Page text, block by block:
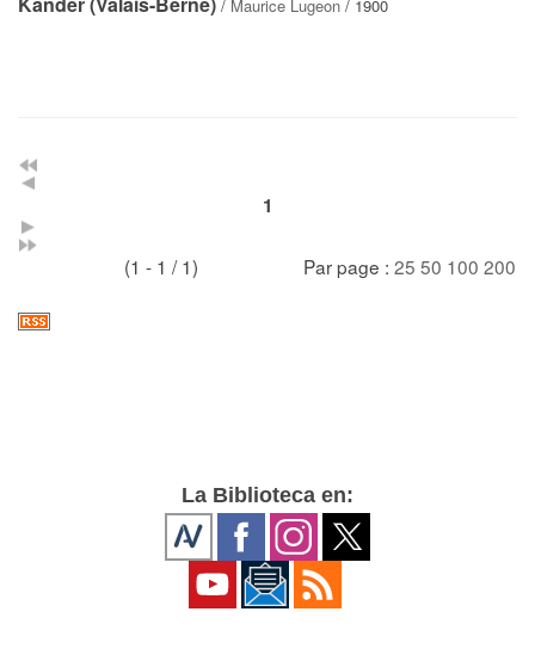
/ Maurice Lugeon / 1900
1
(1 - 1 / 1) Par page : 25 50 100 200
La Biblioteca en: